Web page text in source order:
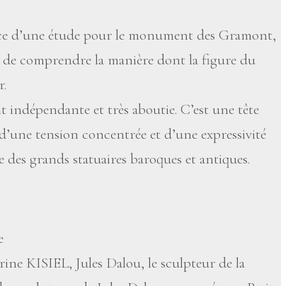
d’une étude pour le monument des Gramont,
comprendre la manière dont la figure du
indépendante et très aboutie. C’est une tête
tension concentrée et d’une expressivité
des grands statuaires baroques et antiques.
KISIEL, Jules Dalou, le sculpteur de la